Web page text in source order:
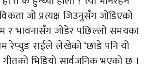
जो प्रत्यक्ष जिउनुसँग जोडिएको
र भावनासँग जोडेर पछिल्लो समयका
रेप्चुङ राईले लेखेको ‘छाडे पनि यो
भिडियो सार्वजनिक भएको छ ।